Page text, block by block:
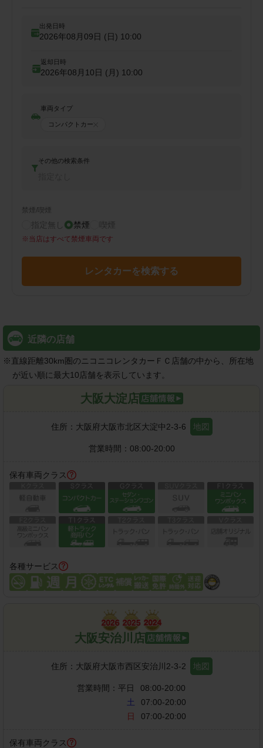
出発日時
2026年08月09日 (日) 10:00
返却日時
2026年08月10日 (月) 10:00
車両タイプ
コンパクトカー
その他の検索条件
禁煙/喫煙
指定無し 禁煙 喫煙
※ 当店はすべて禁煙車両です
レンタカーを検索する
近隣の店舗
※直線距離30km圏のニコニコレンタカーＦＣ店舗の中から、所在地
が近い順に最大10店舗を表示しています。
大阪大淀店
住所： 大阪府大阪市北区大淀中2-3-6 地図
営業時間： 08:00-20:00
保有車両クラス
各種サービス
大阪安治川店
住所： 大阪府大阪市西区安治川2-3-2 地図
営業時間： 平日
08:00-20:00
土
07:00-20:00
日
07:00-20:00
保有車両クラス